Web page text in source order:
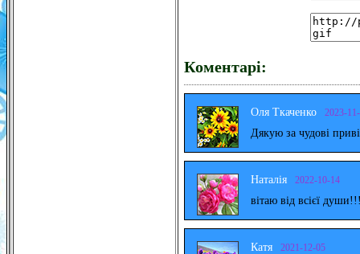
Коментарі:
Оля Ткаченко 2023-
Дякую за чудові
Наталія 2022-10-14
вітаю від всієї
Катя 2021-12-05